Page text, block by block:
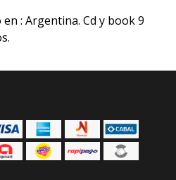
: Argentina. Cd y book 9